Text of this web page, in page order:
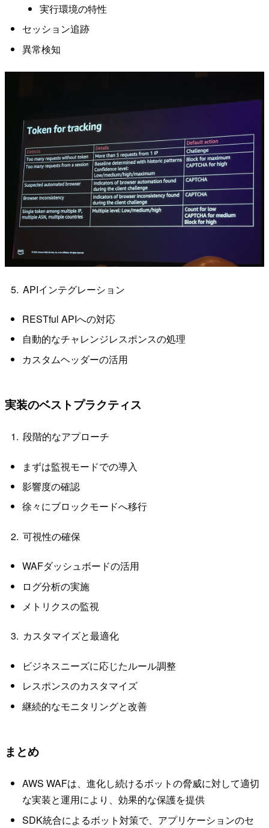
実行環境の特性
セッション追跡
異常検知
APIインテグレーション
RESTful APIへの対応
自動的なチャレンジレスポンスの処理
カスタムヘッダーの活用
実装のベストプラクティス
段階的なアプローチ
まずは監視モードでの導入
影響度の確認
徐々にブロックモードへ移行
可視性の確保
WAFダッシュボードの活用
ログ分析の実施
メトリクスの監視
カスタマイズと最適化
ビジネスニーズに応じたルール調整
レスポンスのカスタマイズ
継続的なモニタリングと改善
まとめ
AWS WAFは、進化し続けるボットの脅威に対して適切
な実装と運用により、効果的な保護を提供
SDK統合によるボット対策で、アプリケーションのセ